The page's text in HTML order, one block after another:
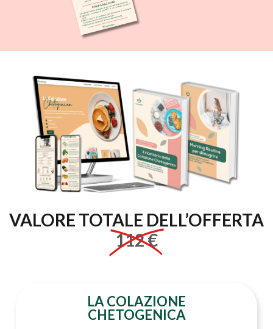
VALORE TOTALE DELL’OFFERTA
112 €
LA COLAZIONE
CHETOGENICA